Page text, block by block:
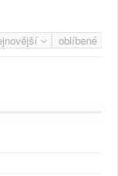
oblíbené